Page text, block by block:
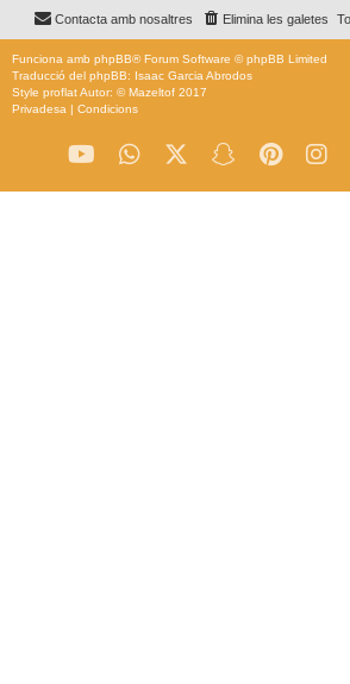
Elimina les galetes
Contacta amb nosaltres
Funciona amb phpBB® Forum Software © phpBB Limited
Traducció del phpBB: Isaac Garcia Abrodos
Style proflatAutor: ©Mazeltof 2017
Privadesa | Condicions